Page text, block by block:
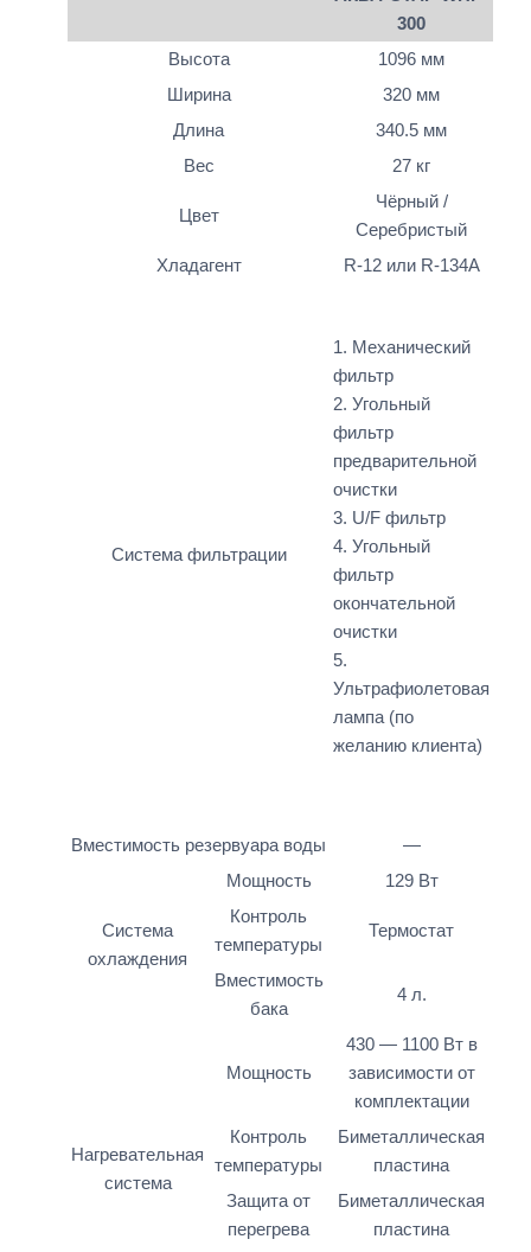
300
Высота
1096 мм
Ширина
320 мм
Длина
340.5 мм
Вес
27 кг
Цвет
Чёрный /
Серебристый
Хладагент
R-12 или R-134A
Система фильтрации
1. Механический
фильтр
2. Угольный
фильтр
предварительной
очистки
3. U/F фильтр
4. Угольный
фильтр
окончательной
очистки
5.
Ультрафиолетовая
лампа (по
желанию клиента)
Вместимость резервуара воды —
Система
охлаждения
Мощность
129 Вт
Контроль
температуры
Термостат
Вместимость
бака
4 л.
Нагревательная
система
Мощность
430 — 1100 Вт в
зависимости от
комплектации
Контроль
температуры
Биметаллическая
пластина
Защита от
перегрева
Биметаллическая
пластина